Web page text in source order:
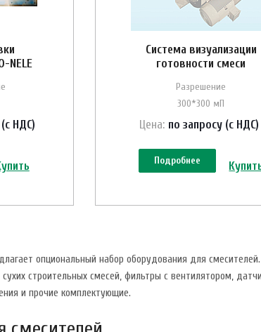
NELE
НДС)
Система визуализации
готовности смеси
Разрешение
300*300 мП
Цена: по запросу (с НДС)
Подробнее
опциональный набор оборудования для
строительных смесей, фильтры с вентилятором,
и прочие комплектующие.